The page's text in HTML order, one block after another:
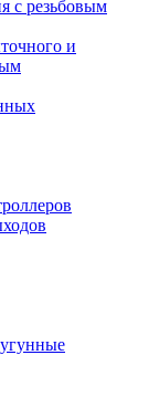
с резьбовым
и